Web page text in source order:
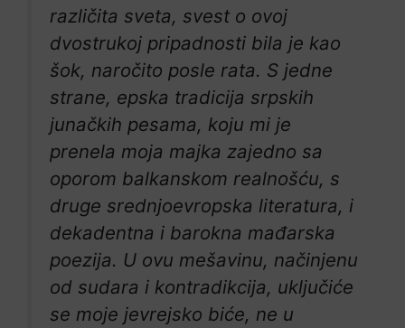
različita sveta, svest o ovoj
dvostrukoj pripadnosti bila je kao
šok, naročito posle rata. S jedne
strane, epska tradicija srpskih
junačkih pesama, koju mi je
prenela moja majka zajedno sa
oporom balkanskom realnošću, s
druge srednjoevropska literatura, i
dekadentna i barokna mađarska
poezija. U ovu mešavinu, načinjenu
od sudara i kontradikcija, uključiće
se moje jevrejsko biće, ne u